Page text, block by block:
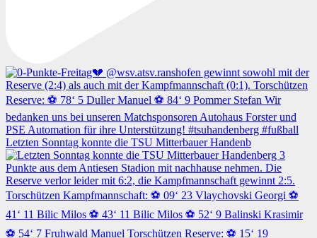
Letzten Sonntag konnte die TSU Mitterbauer Handenb